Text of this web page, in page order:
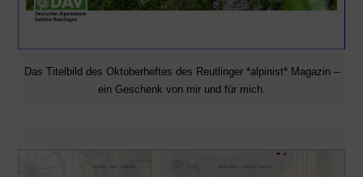
Das Titelbild des Oktoberheftes des Reutlinger *alpinist* Magazin –
ein Geschenk von mir und für mich.